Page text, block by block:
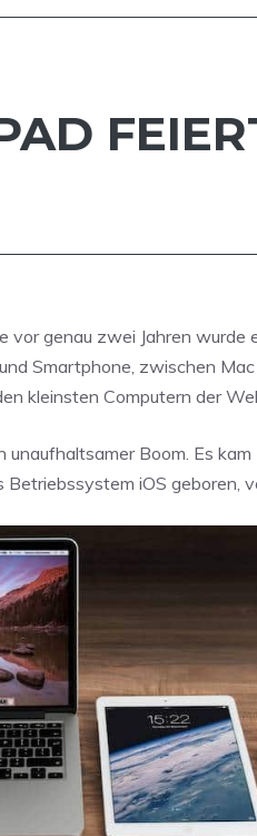
vor genau zwei Jahren
Smartphone, zwischen
kleinsten Computern der
unaufhaltsamer Boom. Es
iOS geboren,